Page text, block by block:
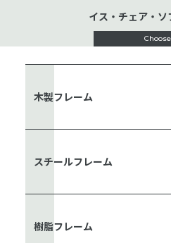
イス・チェア・
Choose
木製フレーム
スチールフレーム
樹脂フレーム